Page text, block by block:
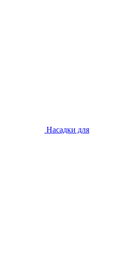
Насадки для